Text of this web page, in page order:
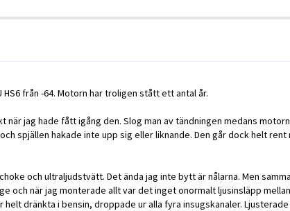
från -64. Motorn har troligen stått ett antal år.
jag hade fått igång den. Slog man av tändningen medans
spjällen hakade inte upp sig eller liknande. Den går dock helt
och ultraljudstvätt. Det ända jag inte bytt är nålarna. Men
och när jag monterade allt var det inget onormalt ljusinsläpp
dränkta i bensin, droppade ur alla fyra insugskanaler.